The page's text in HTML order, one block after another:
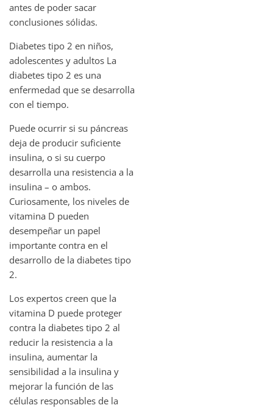
antes de poder sacar
conclusiones sólidas.
Diabetes tipo 2 en niños,
adolescentes y adultos La
diabetes tipo 2 es una
enfermedad que se desarrolla
con el tiempo.
Puede ocurrir si su páncreas
deja de producir suficiente
insulina, o si su cuerpo
desarrolla una resistencia a la
insulina – o ambos.
Curiosamente, los niveles de
vitamina D pueden
desempeñar un papel
importante contra en el
desarrollo de la diabetes tipo
2.
Los expertos creen que la
vitamina D puede proteger
contra la diabetes tipo 2 al
reducir la resistencia a la
insulina, aumentar la
sensibilidad a la insulina y
mejorar la función de las
células responsables de la